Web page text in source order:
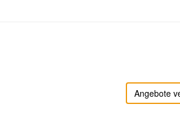
Angebote